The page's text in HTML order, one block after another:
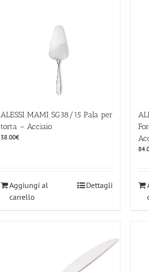
ALESSI MAMI SG38/15 Pala per
torta – Acciaio
38.00€
Aggiungi al
carrello
Dettagli